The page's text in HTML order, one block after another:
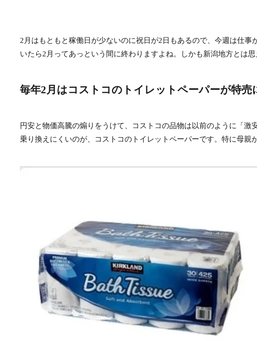
2月はもともと稼働日が少ないのに祝日が2日もあるので、今週は仕
いたら2月ってあっという間に終わりますよね。しかも新潟地方とは
毎年2月はコストコのトイレットペーパーが特売
円安と物価高騰の煽りをうけて、コストコの品物は以前のように「
乗り換えにくいのが、コストコのトイレットペーパーです。特に母親